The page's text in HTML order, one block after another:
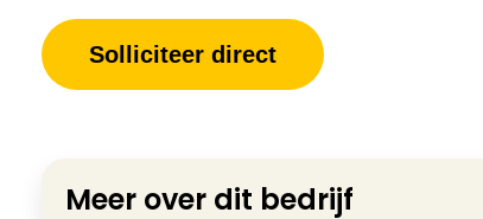
Solliciteer direct
Meer over dit bedrijf